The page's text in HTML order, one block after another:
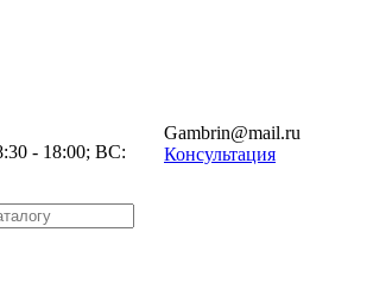
- 18:00; ВС:
Gambrin@mail.ru
Консультация